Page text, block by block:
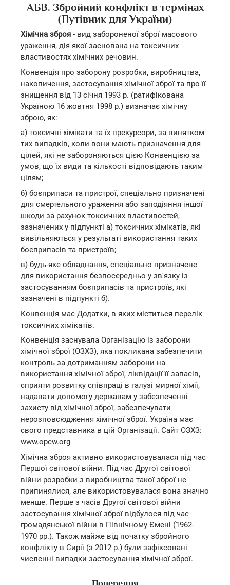
АБВ. Збройний конфлікт в термінах
(Путівник для України)
Хімічна зброя - вид забороненої зброї масового
ураження, дія якої заснована на токсичних
властивостях хімічних речовин.
Конвенція про заборону розробки, виробництва,
накопичення, застосування хімічної зброї та про її
знищення від 13 січня 1993 р. (ратифікована
Україною 16 жовтня 1998 р.) визначає хімічну
зброю, як:
a) токсичні хімікати та їх прекурсори, за винятком
тих випадків, коли вони мають призначення для
цілей, які не забороняються цією Конвенцією за
умов, що їх види та кількості відповідають таким
цілям;
б) боєприпаси та пристрої, спеціально призначені
для смертельного ураження або заподіяння іншої
шкоди за рахунок токсичних властивостей,
зазначених у підпункті a) токсичних хімікатів, які
вивільняються у результаті використання таких
боєприпасів та пристроїв;
в) будь-яке обладнання, спеціально призначене
для використання безпосередньо у зв'язку із
застосуванням боєприпасів та пристроїв, які
зазначені в підпункті б).
Конвенція має Додатки, в яких міститься перелік
токсичних хімікатів.
Конвенція заснувала Організацію із заборони
хімічної зброї (ОЗХЗ), яка покликана забезпечити
контроль за дотриманням заборони на
використання хімічної зброї, ліквідації її запасів,
сприяти розвитку співпраці в галузі мирної хімії,
надавати допомогу державам у забезпеченні
захисту від хімічної зброї, забезпечувати
нерозповсюдження хімічної зброї. Україна має
свого представника в цій Організації. Сайт ОЗХЗ:
www.opcw.org
Хімічна зброя активно використовувалася під час
Першої світової війни. Під час Другої світової
війни розробки з виробництва такої зброї не
припинялися, але використовувалася вона значно
менше. Перше з часів Другої світової війни
застосування хімічної зброї відбулося під час
громадянської війни в Північному Ємені (1962-
1970 рр.). Також майже від початку збройного
конфлікту в Сирії (з 2012 р.) були зафіксовані
численні випадки застосування хімічної зброї.